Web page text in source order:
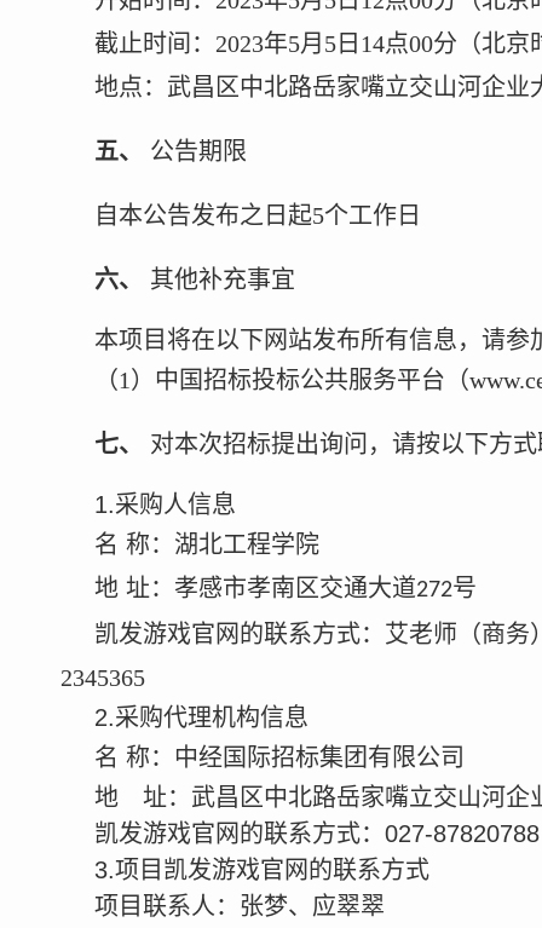
截止时间： 2023年5月5日14点00分（北京
地点：武昌区中北路岳家嘴立交山河企业
五、 公告期限
自本公告发布之日起5个工作日
六、 其他补充事宜
本项目将在以下网站发布所有信息，请
（1）中国招标投标公共服务平台（
七、 对本次招标提出询问，请按以下方
1.采购人信息
名 称：湖北工程
地 址： 孝感市孝南区交通大道272号
凯发游戏官网的联系方式：艾老师（商务
2345365
2.采购代理机构信息
名 称：中经国际招标集
地 址：武昌区中北路岳家嘴立交山河企
凯发游戏官网的联系方式： 027-87820788
3.项目凯发游戏官网的联系方式
项目联系人：张梦、应翠翠